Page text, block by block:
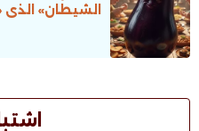
الشيطان» الذى